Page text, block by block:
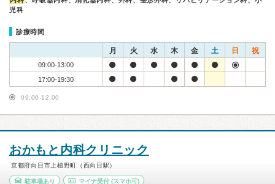
児科
診療時間
月 火 水 木 金 土 日 祝
09:00-13:00
17:00-19:30
09:00-12:00
おかもと内科クリニック
京都府向日市上植野町（西向日駅）
駐車場あり マイナ受付(スマホ可)